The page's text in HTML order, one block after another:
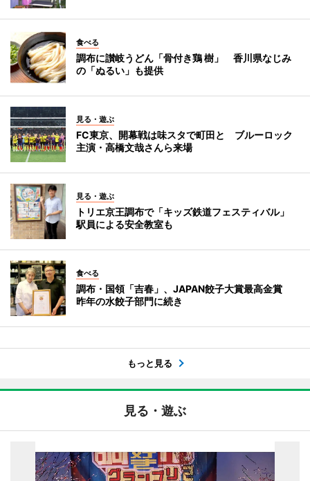
食べる
調布に讃岐うどん「骨付き鶏 樹」 香川県なじみ
の「ぬるい」も提供
見る・遊ぶ
FC東京、開幕戦は味スタで町田と ブルーロック
主演・高橋文哉さんら来場
見る・遊ぶ
トリエ京王調布で「キッズ鉄道フェスティバル」
駅員による安全教室も
食べる
調布・国領「吉春」、JAPAN餃子大賞最高金賞
昨年の水餃子部門に続き
もっと見る
見る・遊ぶ